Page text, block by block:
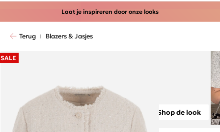
Laat je inspireren door onze looks
Terug Blazers & Jasjes
SALE
Shop de look